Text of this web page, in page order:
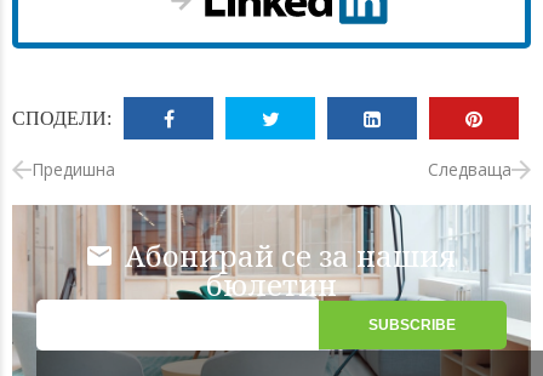
СПОДЕЛИ:
Предишна Следваща
Абонирай се за нашия
бюлетин